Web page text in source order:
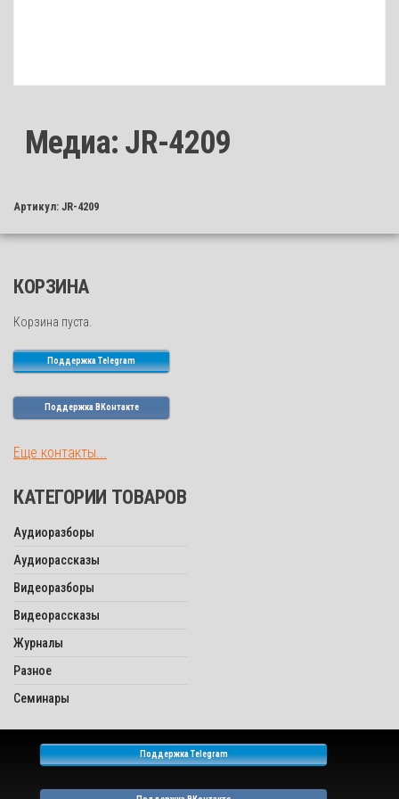
Медиа: JR-4209
Артикул: JR-4209
КОРЗИНА
Корзина пуста.
Поддержка Telegram
Поддержка ВКонтакте
Еще контакты...
КАТЕГОРИИ ТОВАРОВ
Аудиоразборы
Аудиорассказы
Видеоразборы
Видеорассказы
Журналы
Разное
Семинары
Поддержка Telegram